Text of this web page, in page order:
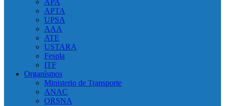
APA
APTA
UPSA
AAA
ATE
USTARA
Fespla
ITF
Organísmos
Ministerio de Transporte
ANAC
ORSNA